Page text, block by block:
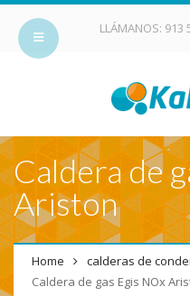
LLÁMANOS: 913
Caldera de
Ariston
Home
calderas de
Caldera de gas Egis NOx